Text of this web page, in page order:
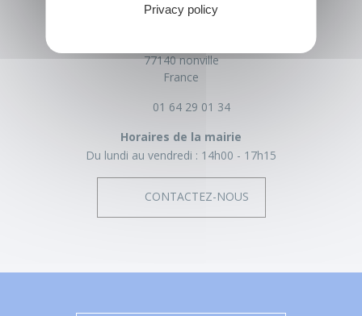
NONVILLE
77140 nonville
France
01 64 29 01 34
Horaires de la mairie
Du lundi au vendredi : 14h00 - 17h15
CONTACTEZ-NOUS
Privacy policy